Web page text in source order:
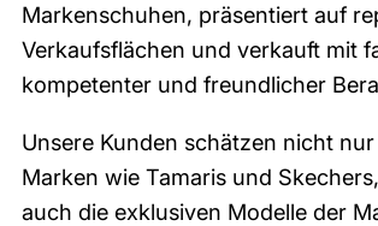
Markenschuhen, präsentiert auf
Verkaufsflächen und verkauft mit
kompetenter und freundlicher
Unsere Kunden schätzen nicht
Marken wie Tamaris und
auch die exklusiven Modelle der